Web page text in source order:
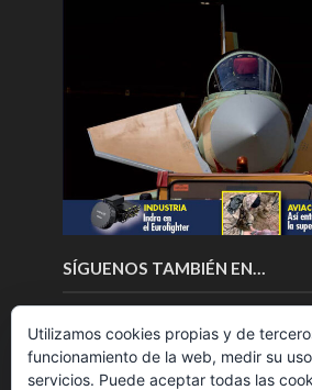
SÍGUENOS TAMBIÉN EN…
Utilizamos cookies propias y de
funcionamiento de la web, medir su
servicios. Puede aceptar todas las